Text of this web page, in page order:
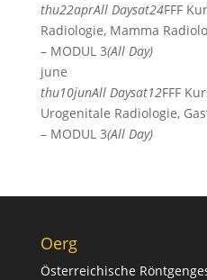
thu22aprAll Daysat24FFF
Radiologie, Mamma
– MODUL 3(All Day)
june
thu10junAll Daysat12FFF
Urogenitale Radiologie,
– MODUL 3(All Day)
Oerg
Österreichische